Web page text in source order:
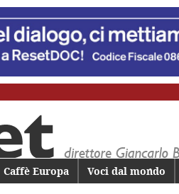
Caffè Europa Voci dal mondo